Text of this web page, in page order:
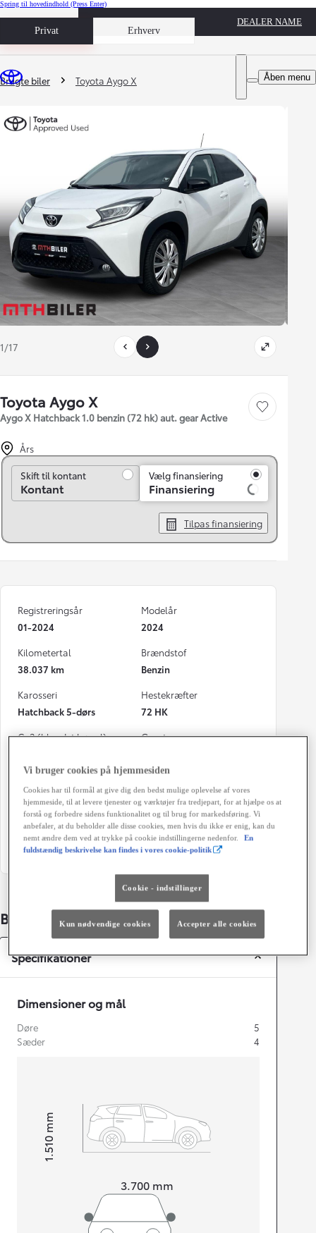
Spring til hovedindhold (Press Enter)
Privat Erhverv
Book prøvetur
DEALER NAME
Åben menu
Du er her
Brugte biler Toyota Aygo X
1/17
Toyota Aygo X
Aygo X Hatchback 1.0 benzin (72 hk) aut. gear Active
Gem bil
Års
Skift til kontant
Skift til kontant
Kontant
Vælg finansiering
Finansiering
Tilpas finansiering
Registreringsår
01-2024
Modelår
2024
Kilometertal
38.037 km
Brændstof
Benzin
Karosseri
Hatchback 5-dørs
Hestekræfter
72 HK
Co2 (blandet kørsel)
Geartype
040 Pure White
Energiklasse
Grøn ejerafgift (årligt)
1.400 kr.
Bildetaljer
Specifikationer
Dimensioner og mål
Døre
5
Sæder
4
3.700 mm
Højt1.510
mm
Vi bruger cookies på hjemmesiden
Cookies har til formål at give dig den bedst mulige oplevelse af vores
hjemmeside, til at levere tjenester og værktøjer fra tredjepart, for at hjælpe os at
forstå og forbedre sidens funktionalitet og til brug for markedsføring. Vi
anbefaler, at du beholder alle disse cookies, men hvis du ikke er enig, kan du
nemt ændre dem ved at trykke på cookie indstillingerne nedenfor.
En
fuldstændig beskrivelse kan findes i vores cookie-politik
Cookie - indstillinger
Kun nødvendige cookies Accepter alle cookies